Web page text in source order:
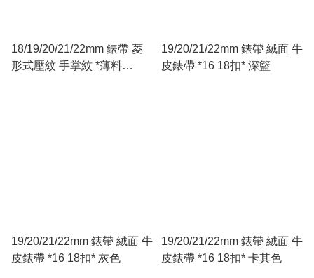
18/19/20/21/22mm 錶帶 菱
形式壓紋 手掌紋 *薄料
19/20/21/22mm 錶帶 絨面 牛
皮錶帶 *16 18扣* 深籃
19/20/21/22mm 錶帶 絨面 牛
皮錶帶 *16 18扣* 灰色
19/20/21/22mm 錶帶 絨面 牛
皮錶帶 *16 18扣* 卡其色